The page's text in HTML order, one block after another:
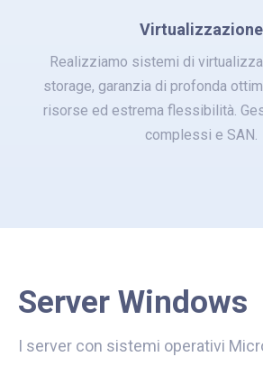
Virtualizzazione
Realizziamo sistemi di
storage, garanzia di profonda
risorse ed estrema flessibilità.
complessi e SAN.
Server Windows
I server con sistemi operativi